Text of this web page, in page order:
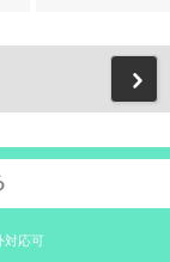
対応可